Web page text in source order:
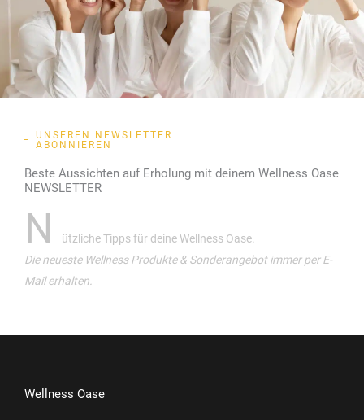
UNSEREN NEWSLETTER
ABONNIEREN
Beste Aussichten auf Erholung mit deinem Wellness Oase
NEWSLETTER
N
ützliche Tipps für deine Wellness Oase.
Die neueste Wellness Produkte & Sonderangebot immer per E-
Mail erhalten.
Wellness Oase